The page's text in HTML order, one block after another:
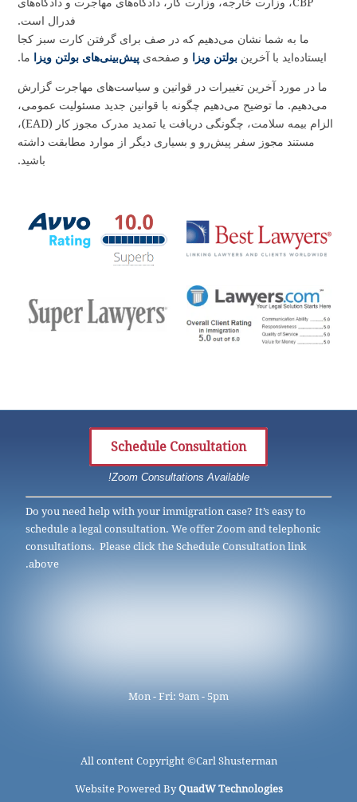
ازدواج ، وابستگان،استخدام،سرمایه‌گذاری،پناهندگیوقرعه‌کشی
شوید. وکلای ما بهترین
گزینه‌ها برای برنده شدن در پرونده‌ی شما را در دادگاه مهاجرتتوضیح
می‌دهند.
بیش از 2,600,000 بار، 60+ “چگونه” ویدئوهای مهاجرتما مشاهده
شده است. از نقشه سایتما استفاده کنید تا در مورد ویژگی‌های متعدد
وب‌سایت ما بیاموزید. وب‌سایت ما شامل بیش از 1,000 مقاله و
هزاران پیوند به وب‌سایت‌های دولتی است که شامل USCIS، ICE،
CBP، وزارت خارجه، وزارت کار، دادگاه‌های مهاجرت و دادگاه‌های
ایستاده‌اید با آخرین
بولتن ویزاو صفحه‌ی پیش‌بینی‌های بولتن ویزاما.
ما در مورد آخرین تغییرات در قوانین و سیاست‌های مهاجرت گزارش
مستند مجوز سفر پیش‌رو و بسیاری دیگر از موارد مطابقت داشته
باشید.
schedule a legal consultation. We offer Zoom and telephonic